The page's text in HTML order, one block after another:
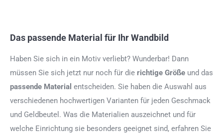
Das passende Material für Ihr Wandbild
Haben Sie sich in ein Motiv verliebt? Wunderbar! Dann
müssen Sie sich jetzt nur noch für die richtige Größe und das
passende Material entscheiden. Sie haben die Auswahl aus
verschiedenen hochwertigen Varianten für jeden Geschmack
und Geldbeutel. Was die Materialien auszeichnet und für
welche Einrichtung sie besonders geeignet sind, erfahren Sie